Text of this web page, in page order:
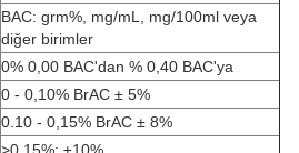
BAC: grm%, mg/mL, mg/100ml veya
diğer birimler
0% 0,00 BAC'dan % 0,40 BAC'ya
0 - 0,10% BrAC ± 5%
0.10 - 0,15% BrAC ± 8%